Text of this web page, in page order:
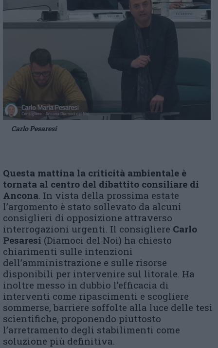
Carlo Pesaresi
Questa mattina la criticità ambientale è
tornata al centro del dibattito consiliare di
Ancona. In vista della prossima estate
l’argomento è stato sollevato da alcuni
consiglieri di opposizione attraverso
interrogazioni urgenti. Il consigliere Carlo
Pesaresi (Diamoci del Noi) ha chiesto
chiarimenti sulle intenzioni
dell’amministrazione e sulle risorse
disponibili per intervenire sul litorale. Ha
inoltre messo in dubbio l’efficacia di
interventi come ripascimenti e scogliere
sommerse, barriere soffolte alla luce delle tesi
scientifiche, proponendo piuttosto
l’arretramento degli stabilimenti come
soluzione più definitiva.